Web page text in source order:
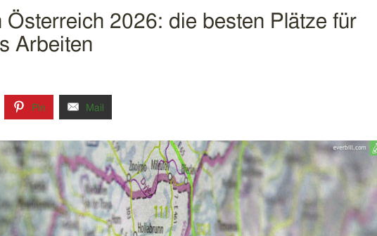
Österreich 2026: die besten Plätze für
Arbeiten
Pin Mail